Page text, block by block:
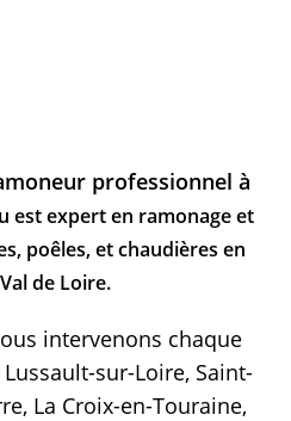
professionnel à
est expert en ramonage et
poêles, et chaudières en
de Loire.
intervenons chaque
sur-Loire, Saint-
La Croix-en-Touraine,